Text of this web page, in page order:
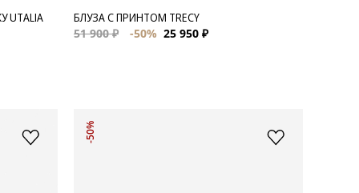
БЛУЗА С ПРИНТОМ TRECY
51 900 ₽
-50% 25 950 ₽
-50%